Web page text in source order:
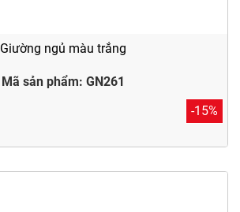
Giường ngủ màu trắng
Mã sản phẩm: GN261
-15%